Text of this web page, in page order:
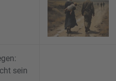
sein